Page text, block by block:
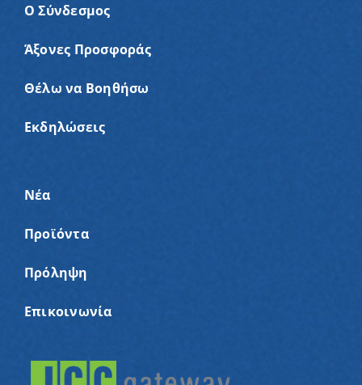
Ο Σύνδεσμος
Άξονες Προσφοράς
Θέλω να Βοηθήσω
Εκδηλώσεις
Νέα
Προϊόντα
Πρόληψη
Επικοινωνία